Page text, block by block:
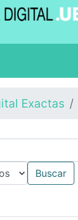
Exactas